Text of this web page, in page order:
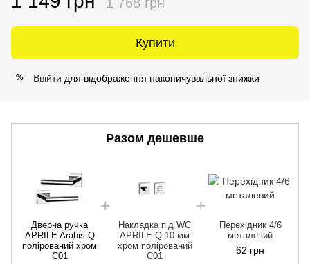
Купити
% Ввійти для відображення накопичувальної знижки
Разом дешевше
Дверна ручка
APRILE Arabis Q
полірований хром
C01
Накладка під WC
APRILE Q 10 мм
хром полірований
C01
Перехідник 4/6
металевий
62 грн